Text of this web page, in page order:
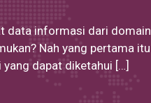
data informasi dari
Nah yang pertama
dapat diketahui […]